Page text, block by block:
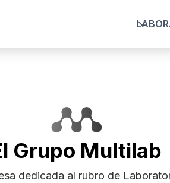
Grupo Multilab
dedicada al rubro de